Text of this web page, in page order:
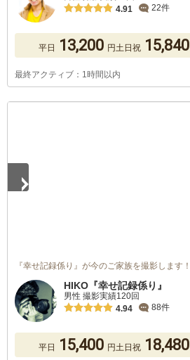
4.91
22件
平日 13,200 円土日祝 15,840
最終アクティブ：1時間以内
『幸せ記録係り』が今のご家族を撮影します！
HIKO『幸せ記録係り』
男性 撮影実績120回
4.94
88件
平日 15,400 円土日祝 18,480